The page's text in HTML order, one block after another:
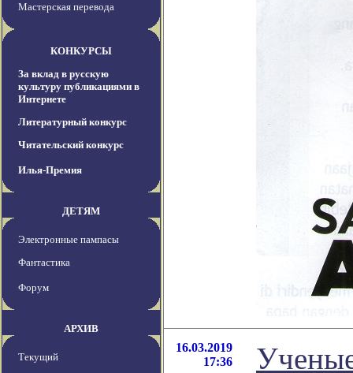
Мастерская перевода
КОНКУРСЫ
За вклад в русскую
культуру публикациями в
Интернете
Литературный конкурс
Читательский конкурс
Илья-Премия
ДЕТЯМ
Электронные пампасы
Фантастика
Форум
АРХИВ
Текущий
16.03.2019
17:36